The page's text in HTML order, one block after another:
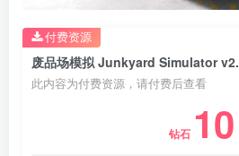
废品场模拟 Junkyard Simulator
此内容为付费资源，请付费后查看
钻石 10
付费资源